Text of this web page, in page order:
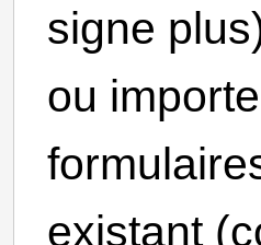
signe
ou
existant